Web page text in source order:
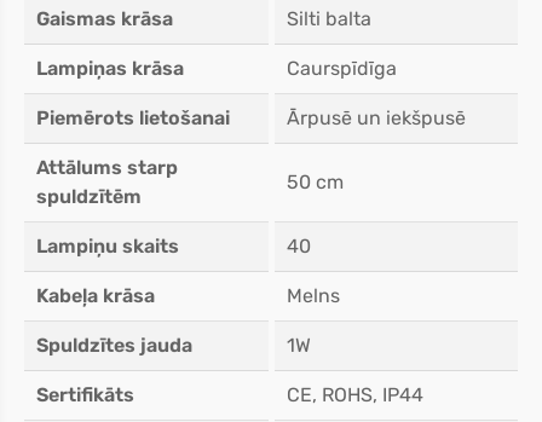
Gaismas krāsa Silti balta
Lampiņas krāsa Caurspīdīga
Piemērots lietošanai Ārpusē un iekšpusē
Attālums starp
spuldzītēm
50 cm
Lampiņu skaits 40
Kabeļa krāsa Melns
Spuldzītes jauda 1W
Sertifikāts CE, ROHS, IP44